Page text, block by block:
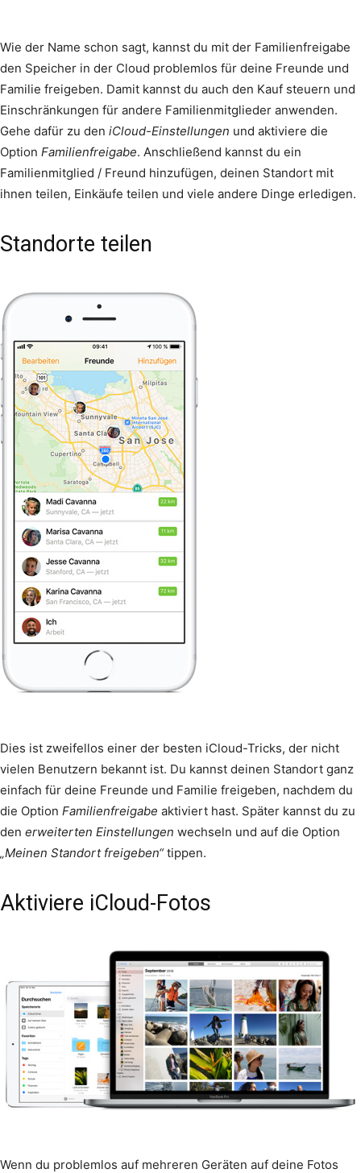
Wie der Name schon sagt, kannst du mit der Familienfreigabe
den Speicher in der Cloud problemlos für deine Freunde und
Familie freigeben. Damit kannst du auch den Kauf steuern und
Einschränkungen für andere Familienmitglieder anwenden.
Gehe dafür zu den iCloud-Einstellungen und aktiviere die
Option Familienfreigabe. Anschließend kannst du ein
Familienmitglied / Freund hinzufügen, deinen Standort mit
ihnen teilen, Einkäufe teilen und viele andere Dinge erledigen.
Standorte teilen
Dies ist zweifellos einer der besten iCloud-Tricks, der nicht
vielen Benutzern bekannt ist. Du kannst deinen Standort ganz
einfach für deine Freunde und Familie freigeben, nachdem du
die Option Familienfreigabe aktiviert hast. Später kannst du zu
den erweiterten Einstellungen wechseln und auf die Option
„Meinen Standort freigeben“tippen.
Aktiviere iCloud-Fotos
Wenn du problemlos auf mehreren Geräten auf deine Fotos